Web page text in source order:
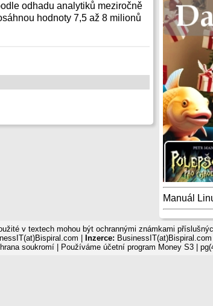
Manuál
odhadu analytiků meziročně
hodnoty 7,5 až 8 milionů
v textech mohou být ochrannými známkami
|
Inzerce: BusinessIT(at)Bispiral.com
soukromí| Používáme účetní program Money S3|